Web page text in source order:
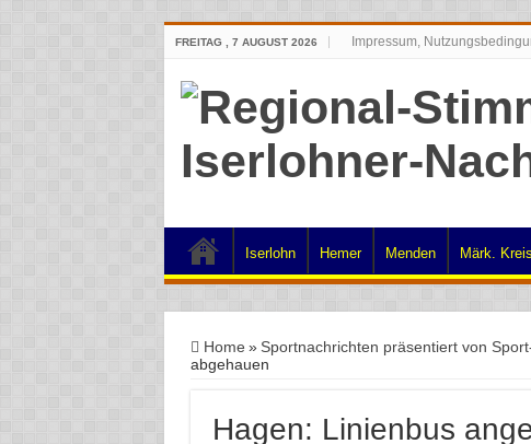
FREITAG , 7 AUGUST 2026 Impressum,
Iserlohn Hemer Menden Märk. Kreis
Home » Sportnachrichten präsentiert von
abgehauen
Hagen: Linienbus